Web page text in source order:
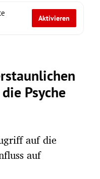
Aktivieren
Psyche
auf die
auf